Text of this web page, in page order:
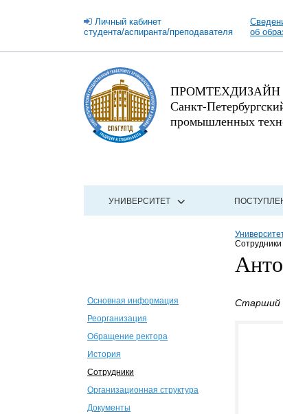
Личный кабинет
студента/аспиранта/преподавателя
об
ПРОМТЕХДИЗАЙН
Санкт-
промышленных
УНИВЕРСИТЕТ
Сотрудники
Основная информация
Реорганизация
Обращение ректора
История
Сотрудники
Организационная структура
Документы
Старший